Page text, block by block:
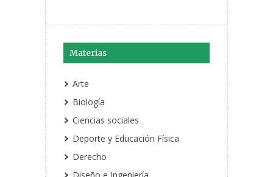
Materias
Arte
Biología
Ciencias sociales
Deporte y Educación Física
Derecho